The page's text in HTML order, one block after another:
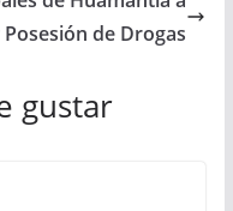
de Drogas
gustar